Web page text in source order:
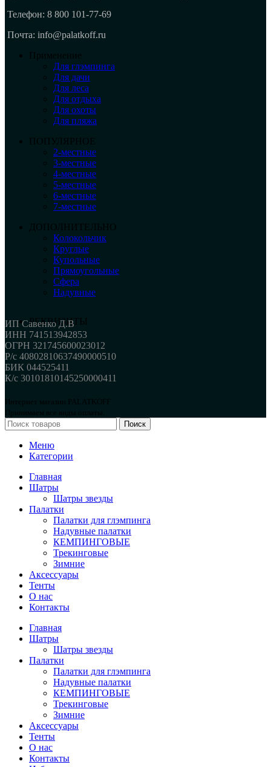
Телефон: 8 800 101-77-69
Почта: info@palatkoff.ru
Применение
Для глэмпинга
Для дачи
Для леса
Для отдыха
Для охоты
Для пляжа
ПОПУЛЯРНОЕ
2-местные
3-местные
4-местные
5-местные
6-местные
7-местные
ДОПОЛНИТЕЛЬНО
Колокольчик
Круглые
Купольные
Прямоугольные
Сфера
Надувные
РЕКВИЗИТЫ
ИП Савенко Д.В
ИНН 741513942853
ОГРН 321745600023012
Р/с 40802810637490000510
БИК 044525411
К/с 30101810145250000411
Интернет магазин PALATKOFF
Принимаем все виды оплаты.
Поиск
Меню
Категории
Главная
Шатры
Шатры звезды
Палатки
Палатки для глэмпинга
Надувные палатки
КЕМПИНГОВЫЕ
Трекинговые
Зимние
Аксессуары
Тенты
О нас
Контакты
Главная
Шатры
Шатры звезды
Палатки
Палатки для глэмпинга
Надувные палатки
КЕМПИНГОВЫЕ
Трекинговые
Зимние
Аксессуары
Тенты
О нас
Контакты